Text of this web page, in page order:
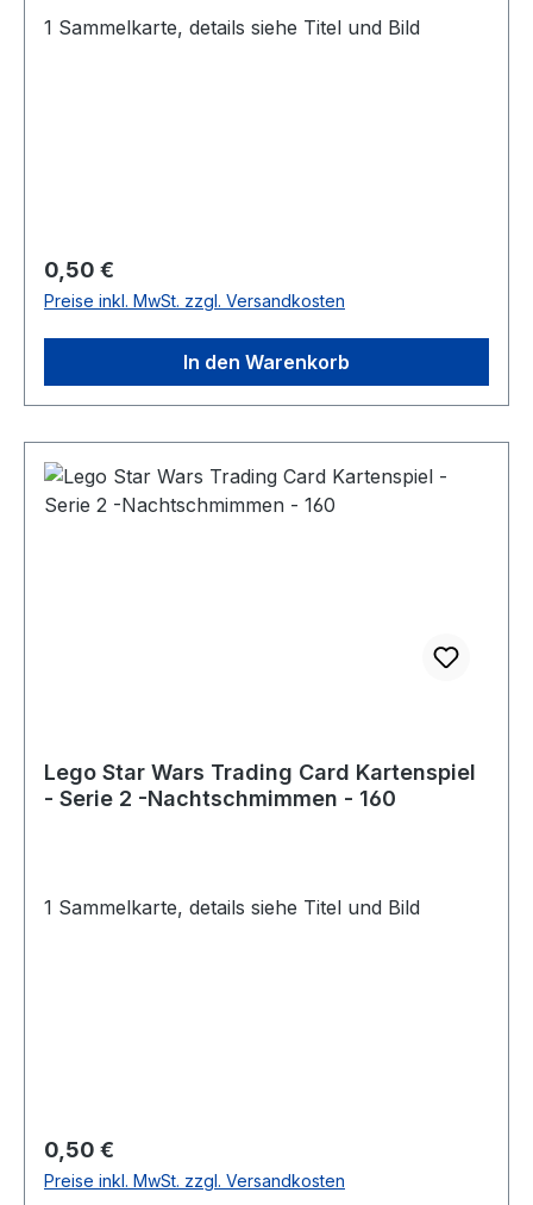
1 Sammelkarte, details siehe Titel und Bild
Regulärer Preis:
0,50 €
Preise inkl. MwSt. zzgl. Versandkosten
In den Warenkorb
Lego Star Wars Trading Card Kartenspiel
- Serie 2 -Nachtschmimmen - 160
1 Sammelkarte, details siehe Titel und Bild
Regulärer Preis:
0,50 €
Preise inkl. MwSt. zzgl. Versandkosten